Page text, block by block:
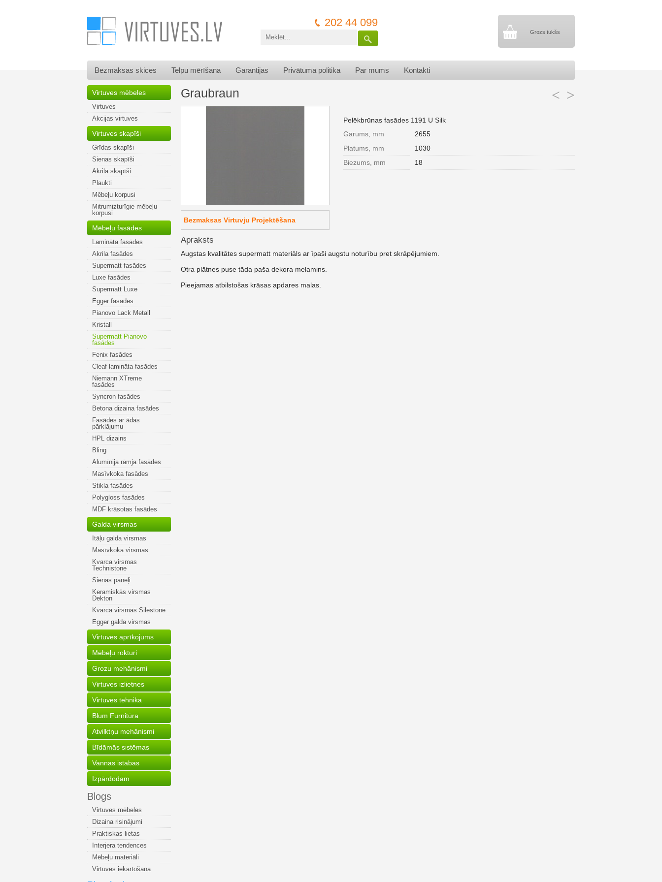
Grozs tukšs
202 44 099
Bezmaksas skices Telpu mērīšana Garantijas Privātuma politika Par mums Kontakti
Virtuves mēbeles
Virtuves
Akcijas virtuves
Virtuves skapīši
Grīdas skapīši
Sienas skapīši
Akrila skapīši
Plaukti
Mēbeļu korpusi
Mitrumizturīgie mēbeļu
korpusi
Mēbeļu fasādes
Lamināta fasādes
Akrila fasādes
Supermatt fasādes
Luxe fasādes
Supermatt Luxe
Egger fasādes
Pianovo Lack Metall
Kristall
Supermatt Pianovo
fasādes
Fenix fasādes
Cleaf lamināta fasādes
Niemann XTreme
fasādes
Syncron fasādes
Betona dizaina fasādes
Fasādes ar ādas
pārklājumu
HPL dizains
Bling
Alumīnija rāmja fasādes
Masīvkoka fasādes
Stikla fasādes
Polygloss fasādes
MDF krāsotas fasādes
Galda virsmas
Itāļu galda virsmas
Masīvkoka virsmas
Kvarca virsmas
Technistone
Sienas paneļi
Keramiskās virsmas
Dekton
Kvarca virsmas Silestone
Egger galda virsmas
Virtuves aprīkojums
Mēbeļu rokturi
Grozu mehānismi
Virtuves izlietnes
Virtuves tehnika
Blum Furnitūra
Atvilktņu mehānismi
Bīdāmās sistēmas
Vannas istabas
Izpārdodam
Blogs
Virtuves mēbeles
Dizaina risinājumi
Praktiskas lietas
Interjera tendences
Mēbeļu materiāli
Virtuves iekārtošana
Graubraun < >
Bezmaksas Virtuvju Projektēšana
Pelēkbrūnas fasādes 1191 U Silk
Garums, mm
2655
Platums, mm
1030
Biezums, mm
18
Apraksts
Augstas kvalitātes supermatt materiāls ar īpaši augstu noturību pret skrāpējumiem.
Otra plātnes puse tāda paša dekora melamins.
Pieejamas atbilstošas krāsas apdares malas.